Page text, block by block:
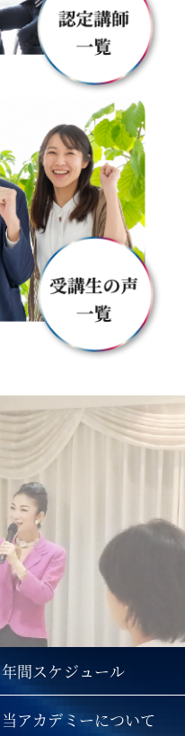
年間スケジュール
当アカデミーについて